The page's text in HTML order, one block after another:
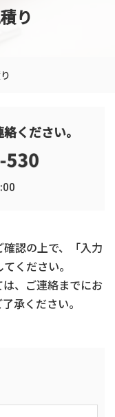
り
ください。
認の上で、「入力
ください。
、ご連絡までにお
承ください。